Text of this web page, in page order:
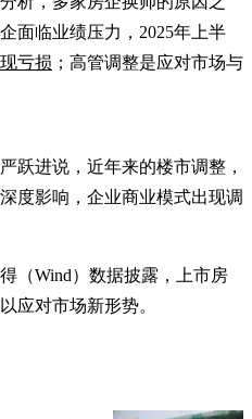
面临业绩压力，2025年上半
亏损 ；高管调整是应对市场与
跃进说，近年来的楼市调整，
度影响，企业商业模式出现调
（Wind）数据披露，上市房
应对市场新形势。